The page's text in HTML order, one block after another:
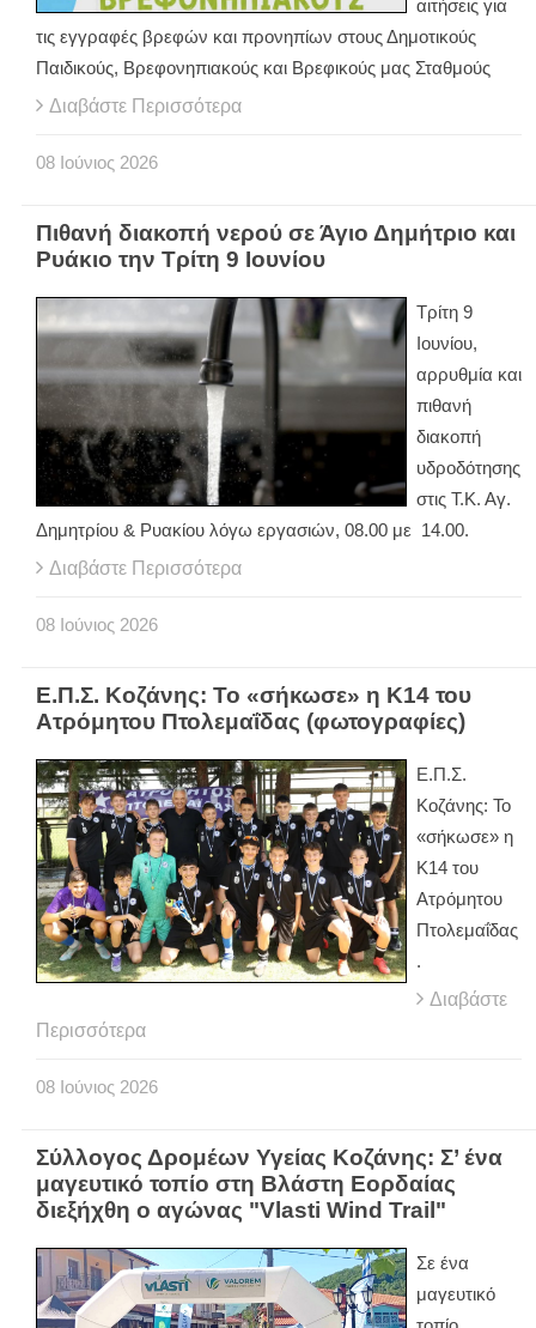
αιτήσεις για
τις εγγραφές βρεφών και προνηπίων στους Δημοτικούς
Παιδικούς, Βρεφονηπιακούς και Βρεφικούς μας Σταθμούς
Διαβάστε Περισσότερα
08 Ιούνιος 2026
Πιθανή διακοπή νερού σε Άγιο Δημήτριο και
Ρυάκιο την Τρίτη 9 Ιουνίου
Τρίτη 9
Ιουνίου,
αρρυθμία και
πιθανή
διακοπή
υδροδότησης
στις Τ.Κ. Αγ.
Δημητρίου & Ρυακίου λόγω εργασιών, 08.00 με 14.00.
Διαβάστε Περισσότερα
08 Ιούνιος 2026
Ε.Π.Σ. Κοζάνης: Το «σήκωσε» η Κ14 του
Ατρόμητου Πτολεμαΐδας (φωτογραφίες)
Ε.Π.Σ.
Κοζάνης: Το
«σήκωσε» η
Κ14 του
Ατρόμητου
Πτολεμαΐδας
.
Διαβάστε
Περισσότερα
08 Ιούνιος 2026
Σύλλογος Δρομέων Υγείας Κοζάνης: Σ’ ένα
μαγευτικό τοπίο στη Βλάστη Εορδαίας
διεξήχθη o αγώνας "Vlasti Wind Trail"
Σε ένα
μαγευτικό